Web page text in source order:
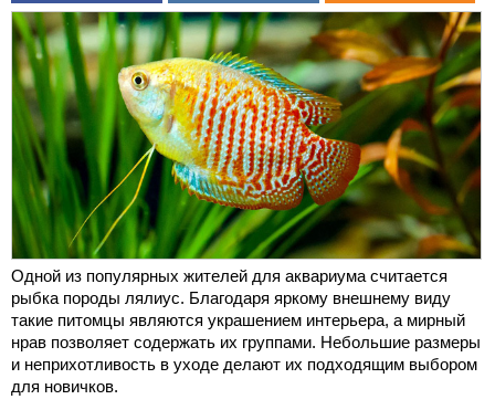
Одной из популярных жителей для аквариума считается
рыбка породы лялиус. Благодаря яркому внешнему виду
такие питомцы являются украшением интерьера, а мирный
нрав позволяет содержать их группами. Небольшие размеры
и неприхотливость в уходе делают их подходящим выбором
для новичков.